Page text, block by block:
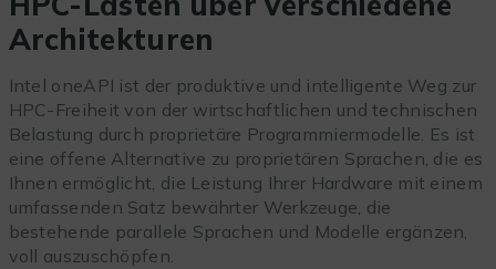
Architekturen
Intel oneAPI ist der produktive und intelligente Weg zur
HPC-Freiheit von der wirtschaftlichen und technischen
Belastung durch proprietäre Programmiermodelle. Es ist
eine offene Alternative zu proprietären Sprachen, die es
Ihnen ermöglicht, die Leistung Ihrer Hardware mit einem
umfassenden Satz bewährter Werkzeuge, die
bestehende parallele Sprachen und Modelle ergänzen,
voll auszuschöpfen.